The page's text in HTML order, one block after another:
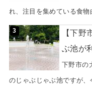
れ、注目を集めている食物
【下
ぶ池が
下野市の
のじゃぶじゃぶ池ですが